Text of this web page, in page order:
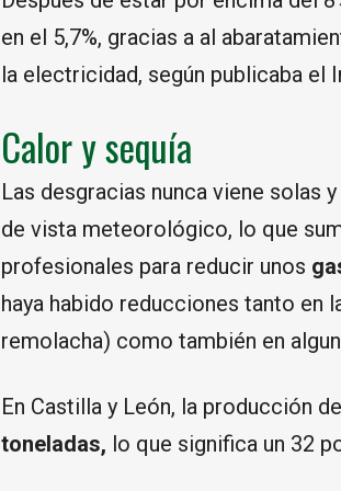
en el 5,7%, gracias a al
la electricidad, según publicaba
Calor y sequía
Las desgracias nunca viene solas
de vista meteorológico, lo que
profesionales para reducir unos
haya habido reducciones tanto en
remolacha) como también en
En Castilla y León, la producción
toneladas, lo que significa un 32